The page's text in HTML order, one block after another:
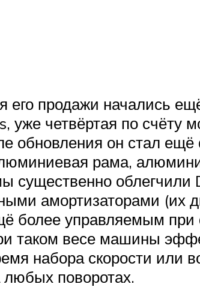
продажи начались
уже четвёртая по счёту
обновления он стал
рама,
облегчили
амортизаторами (их
более управляемым
таком весе машины
набора скорости или
любых поворотах.